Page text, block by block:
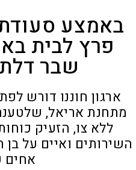
באמצע
פרץ לבית
שבר
ארגון חוננו דורש
מתחנת אריאל,
ללא צו, הזעיק
השירותים ואיים על
אחים